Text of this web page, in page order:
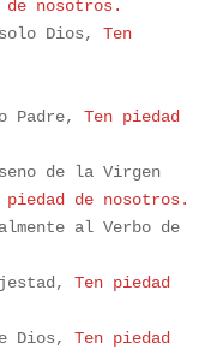
Dios, Ten
Padre, Ten piedad
de la Virgen
al Verbo de
Ten piedad
Dios, Ten piedad